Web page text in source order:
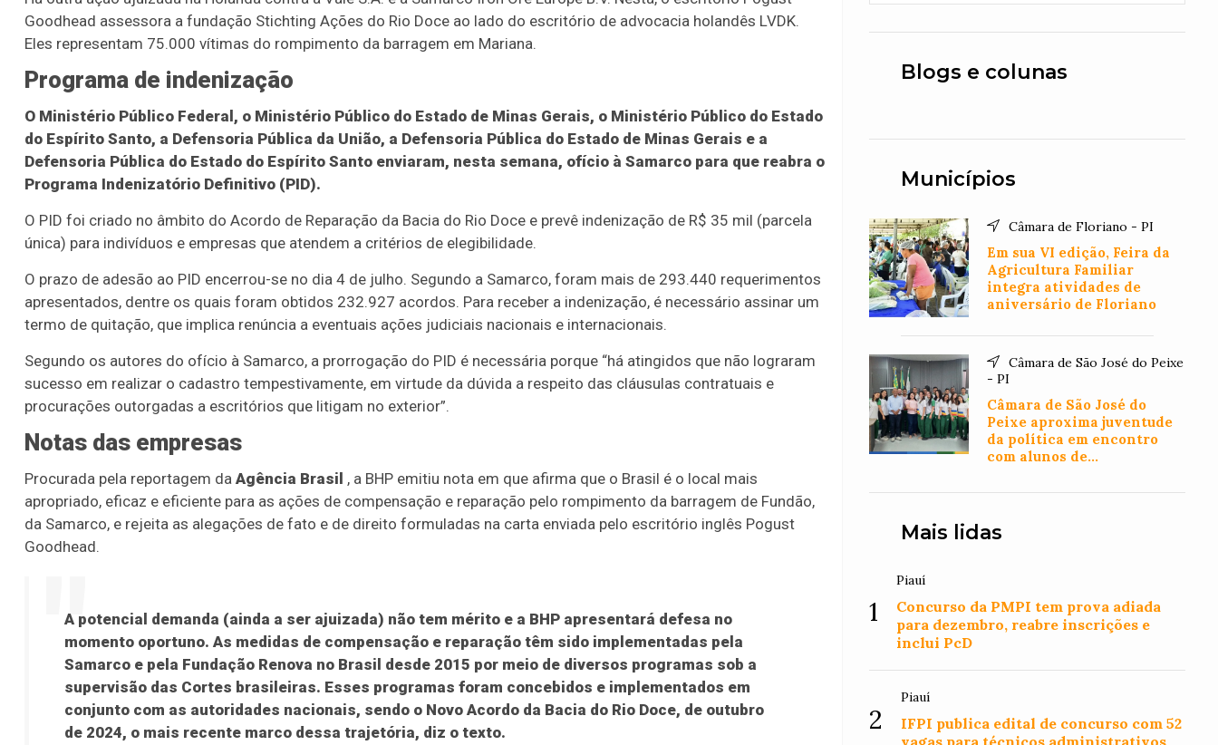
Goodhead assessora a fundação Stichting Ações do Rio Doce ao lado do escritório de advocacia holandês LVDK.
Eles representam 75.000 vítimas do rompimento da barragem em Mariana.
Programa de indenização
O Ministério Público Federal, o Ministério Público do Estado de Minas Gerais, o Ministério Público do Estado
do Espírito Santo, a Defensoria Pública da União, a Defensoria Pública do Estado de Minas Gerais e a
Defensoria Pública do Estado do Espírito Santo enviaram, nesta semana, ofício à Samarco para que reabra o
Programa Indenizatório Definitivo (PID).
O PID foi criado no âmbito do Acordo de Reparação da Bacia do Rio Doce e prevê indenização de R$ 35 mil (parcela
única) para indivíduos e empresas que atendem a critérios de elegibilidade.
O prazo de adesão ao PID encerrou-se no dia 4 de julho. Segundo a Samarco, foram mais de 293.440 requerimentos
apresentados, dentre os quais foram obtidos 232.927 acordos. Para receber a indenização, é necessário assinar um
termo de quitação, que implica renúncia a eventuais ações judiciais nacionais e internacionais.
Segundo os autores do ofício à Samarco, a prorrogação do PID é necessária porque “há atingidos que não lograram
sucesso em realizar o cadastro tempestivamente, em virtude da dúvida a respeito das cláusulas contratuais e
procurações outorgadas a escritórios que litigam no exterior”.
Notas das empresas
Procurada pela reportagem da Agência Brasil , a BHP emitiu nota em que afirma que o Brasil é o local mais
apropriado, eficaz e eficiente para as ações de compensação e reparação pelo rompimento da barragem de Fundão,
da Samarco, e rejeita as alegações de fato e de direito formuladas na carta enviada pelo escritório inglês Pogust
Goodhead.
A potencial demanda (ainda a ser ajuizada) não tem mérito e a BHP apresentará defesa no
momento oportuno. As medidas de compensação e reparação têm sido implementadas pela
Samarco e pela Fundação Renova no Brasil desde 2015 por meio de diversos programas sob a
supervisão das Cortes brasileiras. Esses programas foram concebidos e implementados em
conjunto com as autoridades nacionais, sendo o Novo Acordo da Bacia do Rio Doce, de outubro
de 2024, o mais recente marco dessa trajetória, diz o texto.
Blogs e colunas
Municípios
Câmara de Floriano - PI
Em sua VI edição, Feira da
Agricultura Familiar
integra atividades de
aniversário de Floriano
Câmara de São José do Peixe
- PI
Câmara de São José do
Peixe aproxima juventude
da política em encontro
com alunos de
Mais lidas
1
Piauí
Concurso da PMPI tem prova adiada
para dezembro, reabre inscrições e
inclui PcD
2
Piauí
IFPI publica edital de concurso com 52
vagas para técnicos administrativos